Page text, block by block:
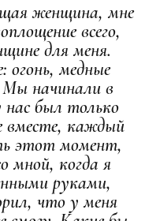
женщина, мне
всего,
для меня.
огонь, медные
начинали в
нас был только
каждый
этот момент,
мной, когда я
руками,
что у меня